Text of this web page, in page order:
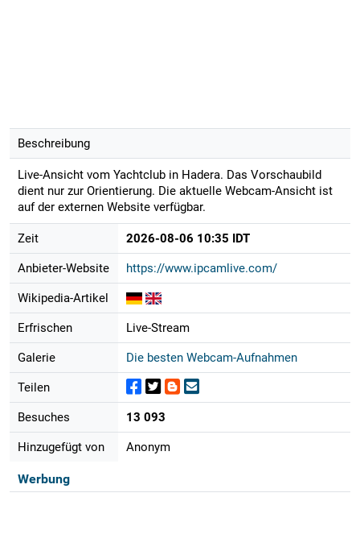
Beschreibung
Live-Ansicht vom Yachtclub in Hadera. Das Vorschaubild
dient nur zur Orientierung. Die aktuelle Webcam-Ansicht ist
auf der externen Website verfügbar.
Zeit 2026-08-06 10:35 IDT
Anbieter-Website https://www.ipcamlive.com/
Wikipedia-Artikel
Erfrischen Live-Stream
Galerie Die besten Webcam-Aufnahmen
Teilen
Besuches 13 093
Hinzugefügt von Anonym
Werbung